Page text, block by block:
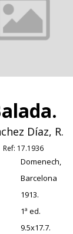
Díaz, R.
Ref: 17.1936
Domenech,
Barcelona
1913.
1ª ed.
9.5x17.7.